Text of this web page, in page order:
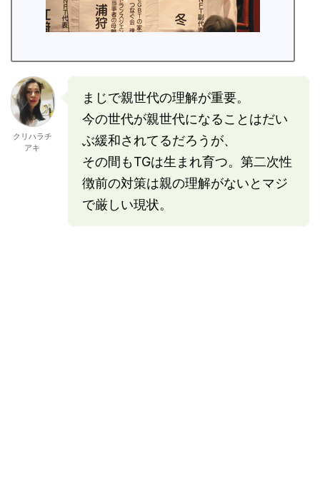
クリハラチ
アキ
まじで親世代の理解が重要。
今の世代が親世代になることはだい
ぶ緩和されてるだろうが、
その間もTGは生まれ育つ。第二次性
徴前の対策は親の理解がないとマジ
で厳しい現状。